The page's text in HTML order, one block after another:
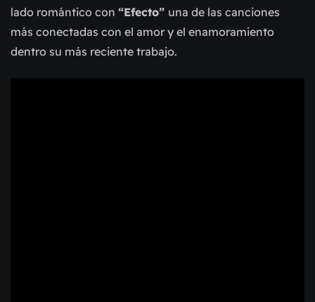
lado romántico con “Efecto” una de las canciones
más conectadas con el amor y el enamoramiento
dentro su más reciente trabajo.